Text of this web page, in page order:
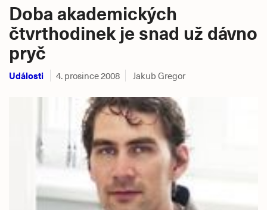
Doba akademických
čtvrthodinek je snad už dávno
pryč
Události 4. prosince 2008 Jakub Gregor